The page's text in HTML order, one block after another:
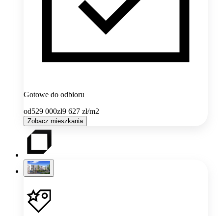
Gotowe do odbioru
od529 000zł9 627 zł/m2
Zobacz mieszkania